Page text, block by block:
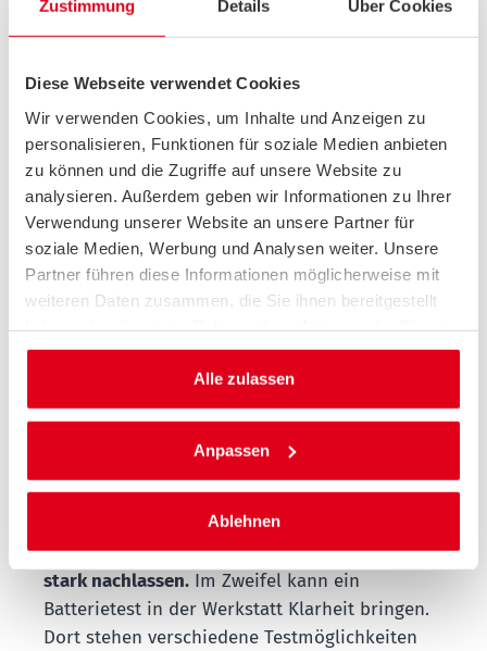
Zustimmung Details Über Cookies
Diese Webseite verwendet Cookies
Wir verwenden Cookies, um Inhalte und Anzeigen zu
personalisieren, Funktionen für soziale Medien anbieten
zu können und die Zugriffe auf unsere Website zu
analysieren. Außerdem geben wir Informationen zu Ihrer
Verwendung unserer Website an unsere Partner für
soziale Medien, Werbung und Analysen weiter. Unsere
Partner führen diese Informationen möglicherweise mit
weiteren Daten zusammen, die Sie ihnen bereitgestellt
gesammelt haben.
Alle zulassen
Anpassen
Ablehnen
Polklemmen überprüft werden, ob diese
festsitzen. Zudem müssen die Pole frei von
sein. Das Nachfetten kann mit auch in
Eigenregie erfolgen.
Lassen sich die Startschwierigkeiten auf die
Batterie zurückführen, istStarthilfe durch ein
anderes Fahrzeug oder einen Startbooster
nötig. Läuft das Fahrzeug wieder, muss die
Batterie entweder durch eine längere Autofahrt
oder mit Hilfe eines Ladegeräts wieder
werden.
Grundsätzlich gilt: Autobatterien sind
Verschleißteile. Ihre Leistungsfähigkeit kann je
nach Beanspruchung schon nach drei Jahren
stark nachlassen. Im Zweifel kann ein
Batterietest in der Werkstatt Klarheit bringen.
Dort stehen verschiedene Testmöglichkeiten